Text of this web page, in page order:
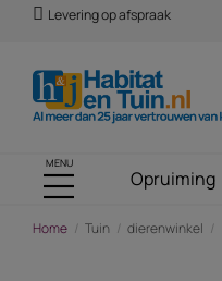
Levering op afspraak
MENU
Opruiming
Home Tuin dierenwinkel